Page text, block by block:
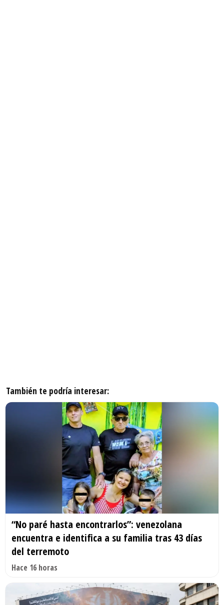
También te podría interesar:
“No paré hasta encontrarlos”: venezolana
encuentra e identifica a su familia tras 43 días
del terremoto
Hace 16 horas